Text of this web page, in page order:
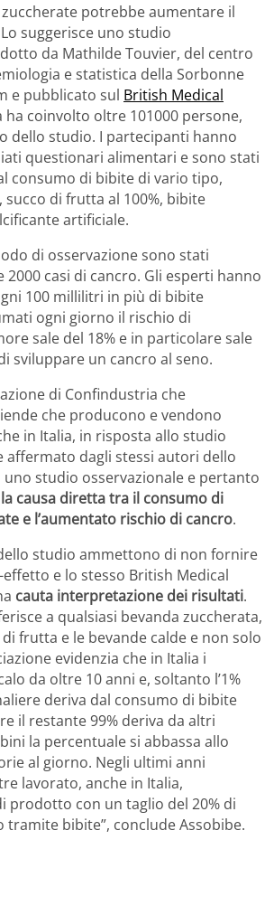
potrebbe aumentare il
suggerisce uno studio
da Mathilde Touvier, del centro
e statistica della Sorbonne
e pubblicato sul British Medical
ha coinvolto oltre 101000 persone,
dello studio. I partecipanti hanno
questionari alimentari e sono stati
consumo di bibite di vario tipo,
di frutta al 100%, bibite
artificiale.
di osservazione sono stati
casi di cancro. Gli esperti hanno
100 millilitri in più di bibite
ogni giorno il rischio di
sale del 18% e in particolare sale
sviluppare un cancro al seno.
di Confindustria che
che producono e vendono
in Italia, in risposta allo studio
affermato dagli stessi autori dello
studio osservazionale e pertanto
causa diretta tra il consumo di
e l’aumentato rischio di cancro.
studio ammettono di non fornire
e lo stesso British Medical
cauta interpretazione dei risultati.
a qualsiasi bevanda zuccherata,
frutta e le bevande calde e non solo
evidenzia che in Italia i
da oltre 10 anni e, soltanto l’1%
deriva dal consumo di bibite
il restante 99% deriva da altri
la percentuale si abbassa allo
al giorno. Negli ultimi anni
lavorato, anche in Italia,
prodotto con un taglio del 20% di
tramite bibite”, conclude Assobibe.